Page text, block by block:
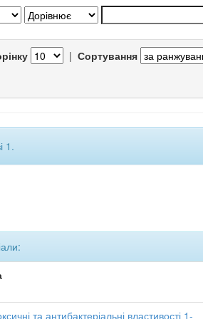
| Сортування
1.
та антибактеріальні властивості 1-